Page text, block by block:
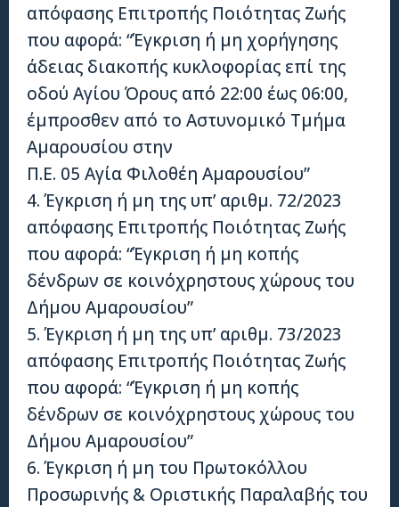
απόφασης Επιτροπής Ποιότητας Ζωής
που αφορά: “Έγκριση ή μη χορήγησης
άδειας διακοπής κυκλοφορίας επί της
οδού Αγίου Όρους από 22:00 έως 06:00,
έμπροσθεν από το Αστυνομικό Τμήμα
Αμαρουσίου στην
Π.Ε. 05 Αγία Φιλοθέη Αμαρουσίου”
4. Έγκριση ή μη της υπ’ αριθμ. 72/2023
απόφασης Επιτροπής Ποιότητας Ζωής
που αφορά: “Έγκριση ή μη κοπής
δένδρων σε κοινόχρηστους χώρους του
Δήμου Αμαρουσίου”
5. Έγκριση ή μη της υπ’ αριθμ. 73/2023
απόφασης Επιτροπής Ποιότητας Ζωής
που αφορά: “Έγκριση ή μη κοπής
δένδρων σε κοινόχρηστους χώρους του
Δήμου Αμαρουσίου”
6. Έγκριση ή μη του Πρωτοκόλλου
Προσωρινής & Οριστικής Παραλαβής του